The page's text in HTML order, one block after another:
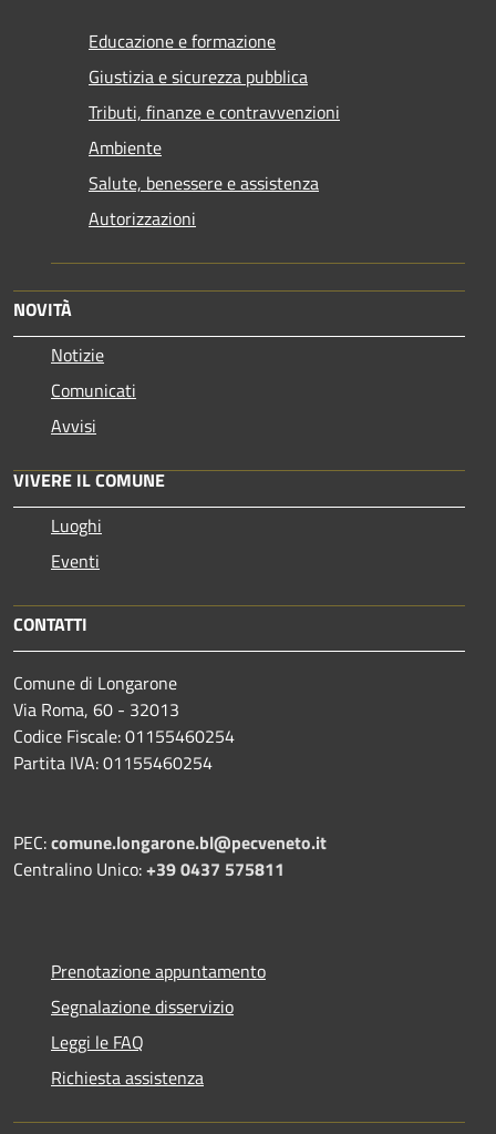
Educazione e formazione
Giustizia e sicurezza pubblica
Tributi, finanze e contravvenzioni
Ambiente
Salute, benessere e assistenza
Autorizzazioni
NOVITÀ
Notizie
Comunicati
Avvisi
VIVERE IL COMUNE
Luoghi
Eventi
CONTATTI
Comune di Longarone
Via Roma, 60 - 32013
Codice Fiscale: 01155460254
Partita IVA: 01155460254
PEC:comune.longarone.bl@pecveneto.it
Centralino Unico:+39 0437 575811
Prenotazione appuntamento
Segnalazione disservizio
Leggi le FAQ
Richiesta assistenza